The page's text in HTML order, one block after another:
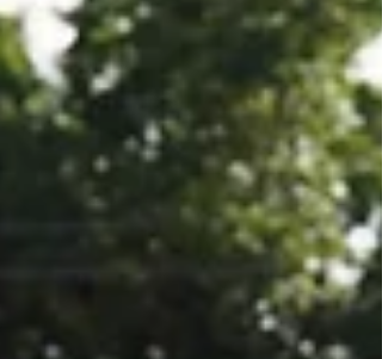
Fátima, em Cruzeiro do Oeste, realizou a 3ª
edição do Pedalando com Fé . O evento
incentivou a prática do ciclismo e valorizou o
turismo religioso local, reunindo part